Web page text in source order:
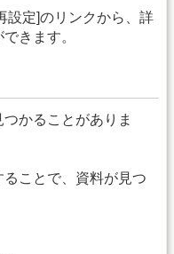
設定]のリンクから、詳
きます。
かることがありま
ことで、資料が見つ